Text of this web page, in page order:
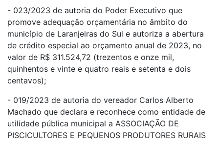
- 023/2023 de autoria do Poder Executivo que
promove adequação orçamentária no âmbito do
município de Laranjeiras do Sul e autoriza a abertura
de crédito especial ao orçamento anual de 2023, no
valor de R$ 311.524,72 (trezentos e onze mil,
quinhentos e vinte e quatro reais e setenta e dois
centavos);
- 019/2023 de autoria do vereador Carlos Alberto
Machado que declara e reconhece como entidade de
utilidade pública municipal a ASSOCIAÇÃO DE
PISCICULTORES E PEQUENOS PRODUTORES RURAIS